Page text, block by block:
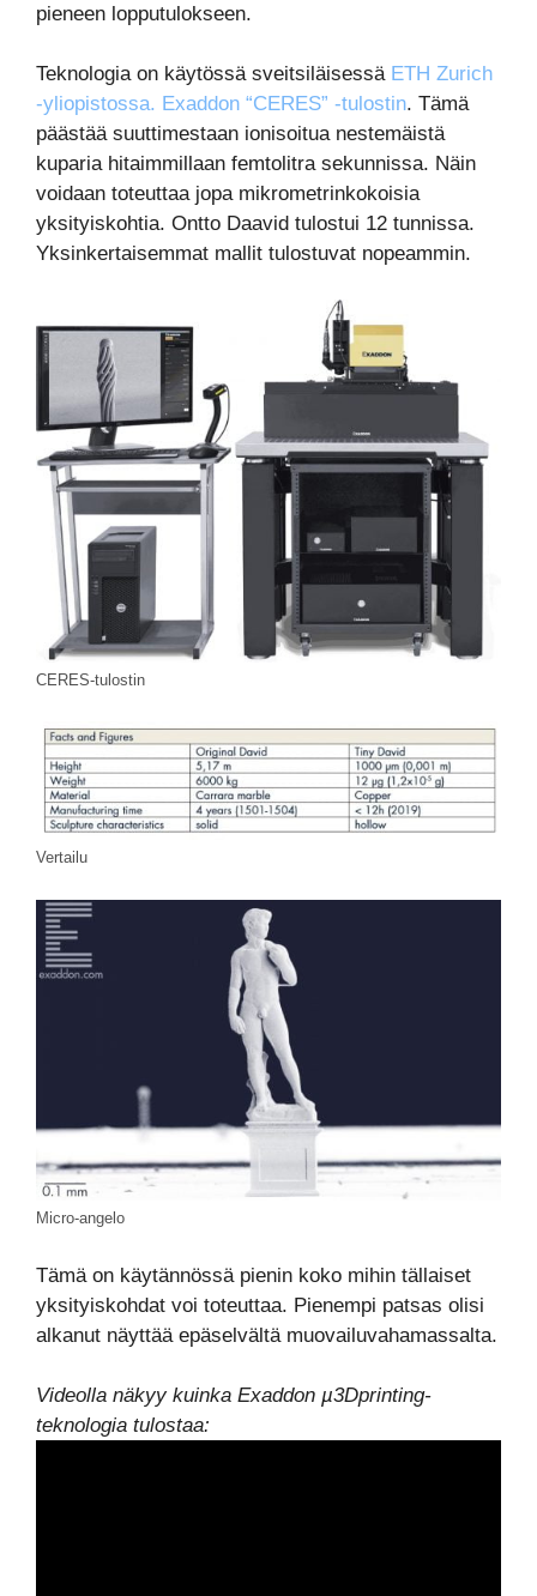
pieneen lopputulokseen.
Teknologia on käytössä sveitsiläisessä ETH Zurich
-yliopistossa. Exaddon “CERES” -tulostin. Tämä
päästää suuttimestaan ionisoitua nestemäistä
kuparia hitaimmillaan femtolitra sekunnissa. Näin
voidaan toteuttaa jopa mikrometrinkokoisia
yksityiskohtia. Ontto Daavid tulostui 12 tunnissa.
Yksinkertaisemmat mallit tulostuvat nopeammin.
CERES-tulostin
Vertailu
Micro-angelo
Tämä on käytännössä pienin koko mihin tällaiset
yksityiskohdat voi toteuttaa. Pienempi patsas olisi
alkanut näyttää epäselvältä muovailuvahamassalta.
Videolla näkyy kuinka Exaddon µ3Dprinting-
teknologia tulostaa: